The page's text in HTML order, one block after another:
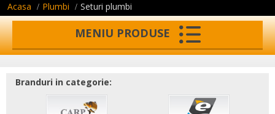
Acasa Plumbi Seturi plumbi
MENIU PRODUSE
Branduri in categorie: